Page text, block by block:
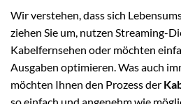
Wir verstehen, dass sich
ziehen Sie um, nutzen Streaming-
Kabelfernsehen oder möchten
Ausgaben optimieren. Was auch
möchten Ihnen den Prozess der